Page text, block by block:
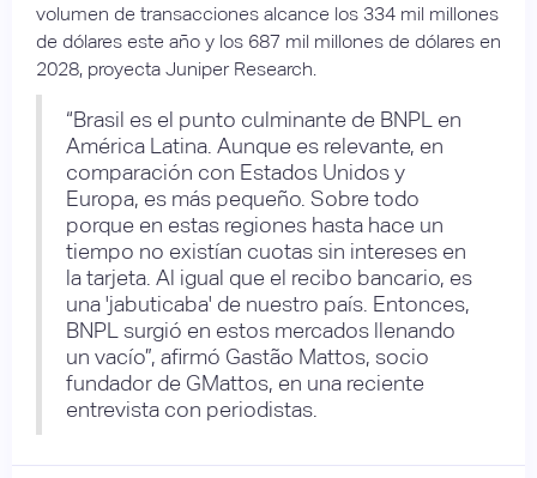
volumen de transacciones alcance los 334 mil millones
de dólares este año y los 687 mil millones de dólares en
2028, proyecta Juniper Research.
“Brasil es el punto culminante de BNPL en
América Latina. Aunque es relevante, en
comparación con Estados Unidos y
Europa, es más pequeño. Sobre todo
porque en estas regiones hasta hace un
tiempo no existían cuotas sin intereses en
la tarjeta. Al igual que el recibo bancario, es
una 'jabuticaba' de nuestro país. Entonces,
BNPL surgió en estos mercados llenando
un vacío”, afirmó Gastão Mattos, socio
fundador de GMattos, en una reciente
entrevista con periodistas.